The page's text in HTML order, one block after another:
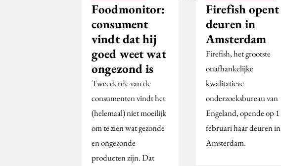
Foodmonitor:
consument
vindt dat hij
goed weet wat
ongezond is
Tweederde van de
consumenten vindt het
(helemaal) niet moeilijk
om te zien wat gezonde
en ongezonde
producten zijn. Dat
Firefish opent
deuren in
Amsterdam
Firefish, het grootste
onafhankelijke
kwalitatieve
onderzoeksbureau van
Engeland, opende op 1
februari haar deuren in
Amsterdam.